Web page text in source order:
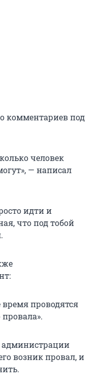
комментариев под
человек
— написал
идти и
что под тобой
время проводятся
администрации
возник провал, и